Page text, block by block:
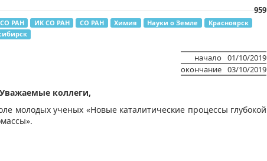
959
РАН ИК СО РАН СО РАН Химия Науки о Земле
Красноярск
начало 01/10/2019
окончание 03/10/2019
​Уважаемые коллеги,
молодых ученых «Новые каталитические процессы глубокой